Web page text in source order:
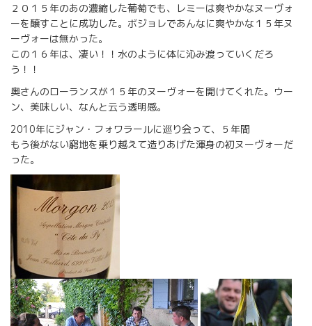
２０１５年のあの濃縮した葡萄でも、レミーは爽やかなヌーヴォ
ーを醸すことに成功した。ボジョレであんなに爽やかな１５年ヌ
ーヴォーは無かった。
この１６年は、凄い！！水のように体に沁み渡っていくだろ
う！！
奥さんのローランスが１５年のヌーヴォーを開けてくれた。ウー
ン、美味しい、なんと云う透明感。
2010年にジャン・フォワラールに巡り会って、５年間
もう後がない窮地を乗り越えて造りあげた渾身の初ヌーヴォーだ
った。